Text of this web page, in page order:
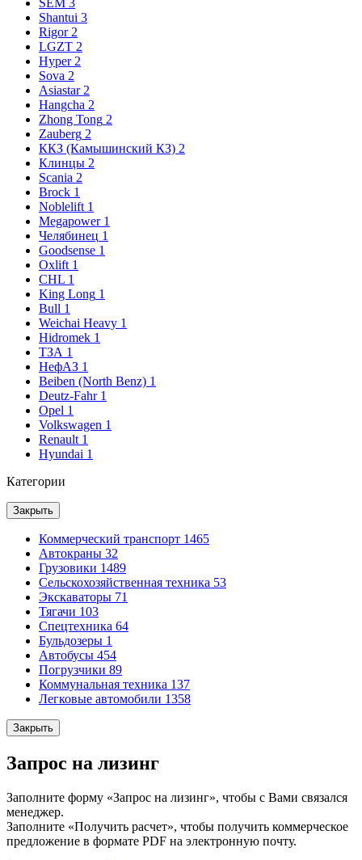
SEM 3
Shantui 3
Rigor 2
LGZT 2
Hyper 2
Sova 2
Asiastar 2
Hangcha 2
Zhong Tong 2
Zauberg 2
ККЗ (Камышинский КЗ) 2
Клинцы 2
Scania 2
Brock 1
Noblelift 1
Megapower 1
Челябинец 1
Goodsense 1
Oxlift 1
CHL 1
King Long 1
Bull 1
Weichai Heavy 1
Hidromek 1
ТЗА 1
НефАЗ 1
Beiben (North Benz) 1
Deutz-Fahr 1
Opel 1
Volkswagen 1
Renault 1
Hyundai 1
Категории
Закрыть
Коммерческий транспорт 1465
Автокраны 32
Грузовики 1489
Сельскохозяйственная техника 53
Экскаваторы 71
Тягачи 103
Спецтехника 64
Бульдозеры 1
Автобусы 454
Погрузчики 89
Коммунальная техника 137
Легковые автомобили 1358
Закрыть
Запрос на лизинг
Заполните форму «Запрос на лизинг», чтобы с Вами связался
менеджер.
Заполните «Получить расчет», чтобы получить коммерческое
предложение в формате PDF на электронную почту.